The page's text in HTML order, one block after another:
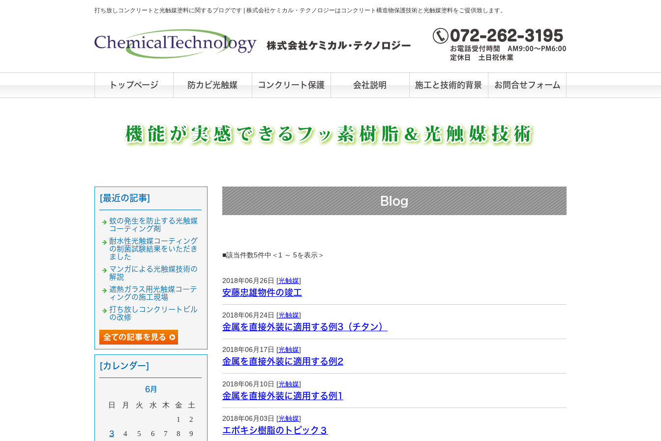
打ち放しコンクリートと光触媒塗料に関するブログです | 株式会社ケミカル・テクノロジーはコンクリート構造物保護技術と光触媒塗料をご提供致します。
トップページ 防カビ光触媒 コンクリート保護 会社説明 施工と技術的背景 お問合せフォーム
Blog
■該当件数5件中＜1 ～ 5を表示＞
2018年06月26日 [光触媒]
安藤忠雄物件の竣工
2018年06月24日 [光触媒]
金属を直接外装に適用する例3（チタン）
2018年06月17日 [光触媒]
金属を直接外装に適用する例2
2018年06月10日 [光触媒]
金属を直接外装に適用する例1
2018年06月03日 [光触媒]
エポキシ樹脂のトピック３
[最近の記事]
蚊の発生を防止する光触媒
コーティング剤
耐水性光触媒コーティング
の制菌試験結果をいただき
ました
マンガによる光触媒技術の
解説
遮熱ガラス用光触媒コーテ
ィングの施工現場
打ち放しコンクリートビル
の改修
[カレンダー]
6月
日 月 火 水 木 金
土
1
2
3 4 5 6 7 8 9